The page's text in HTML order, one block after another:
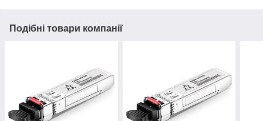
Подібні товари компанії